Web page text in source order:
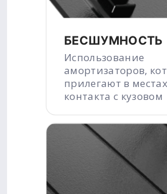
БЕСШУМНОСТЬ
Использование
амортизаторов,
прилегают в местах
контакта с кузовом